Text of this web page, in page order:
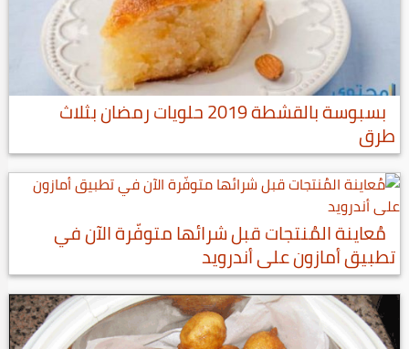
بسبوسة بالقشطة 2019 حلويات رمضان بثلاث
طرق
مُعاينة المُنتجات قبل شرائها متوفّرة الآن في
تطبيق أمازون على أندرويد